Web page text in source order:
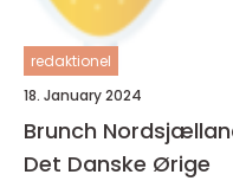
redaktionel
18. January 2024
Brunch
Det Danske Ørige